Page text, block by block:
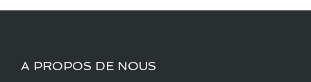
A PROPOS DE NOUS